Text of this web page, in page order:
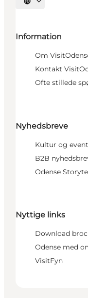
Vælg sprog
Information
Om
Kontakt
Ofte stillede
Nyhedsbreve
Kultur og
B2B
Odense
Nyttige links
Download
Odense med
VisitFyn